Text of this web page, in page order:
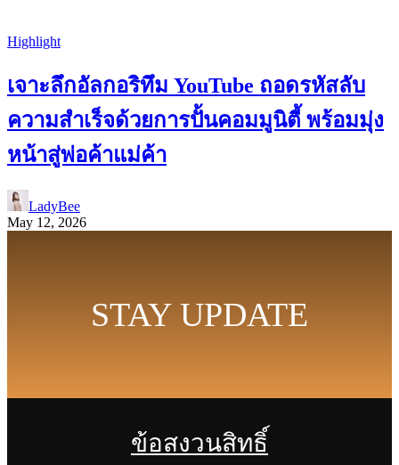
Highlight
เจาะลึกอัลกอริทึม YouTube ถอดรหัสลับ
ความสำเร็จด้วยการปั้นคอมมูนิตี้ พร้อมมุ่ง
หน้าสู่พ่อค้าแม่ค้า
LadyBee
May 12, 2026
STAY UPDATE
ข้อสงวนสิทธิ์